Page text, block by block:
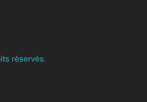
réservés.